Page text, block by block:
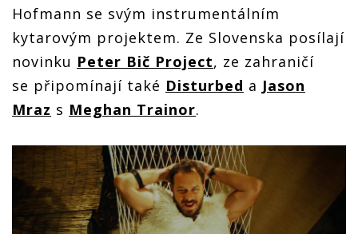
Hofmann se svým instrumentálním
kytarovým projektem. Ze Slovenska posílají
novinku Peter Bič Project, ze zahraničí
se připomínají také Disturbed a Jason
Mraz s Meghan Trainor.